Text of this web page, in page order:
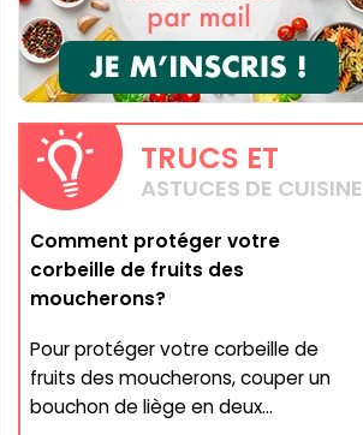
TRUCS ET
ASTUCES DE CUISINE
Comment protéger votre
corbeille de fruits des
moucherons?
Pour protéger votre corbeille de
fruits des moucherons, couper un
bouchon de liège en deux...